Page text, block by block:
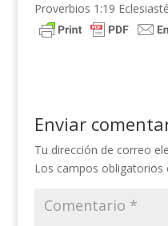
Proverbios 1:19
Enviar
Tu dirección de correo
Los campos obligatorios